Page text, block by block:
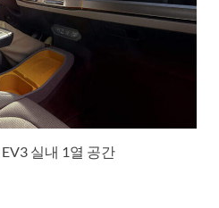
실내 1열 공간